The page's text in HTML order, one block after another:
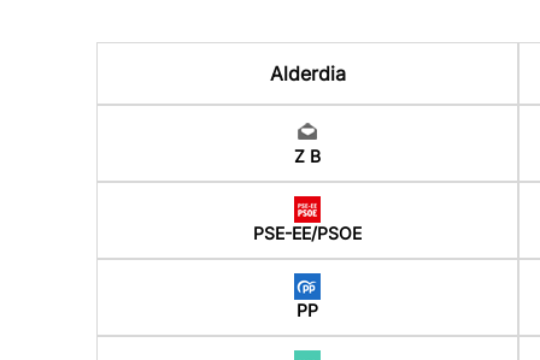
Alderdia
Z B
PSE-EE/PSOE
PP